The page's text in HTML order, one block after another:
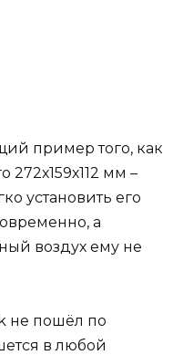
пример того, как
мм –
установить его
а
воздух ему не
не пошёл по
в любой